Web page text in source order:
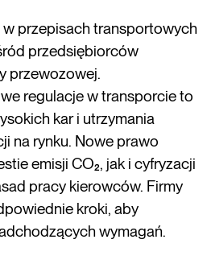
w przepisach transportowych
przedsiębiorców
przewozowej.
regulacje w transporcie to
kar i utrzymania
na rynku. Nowe prawo
emisji CO₂, jak i cyfryzacji
pracy kierowców. Firmy
kroki, aby
wymagań.